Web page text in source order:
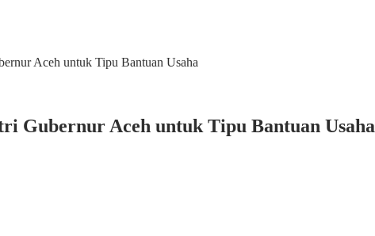
Aceh untuk Tipu Bantuan Usaha
Gubernur Aceh untuk Tipu Bantuan Usaha